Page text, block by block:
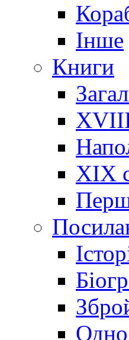
Інше
Книги
XVIII
XIX